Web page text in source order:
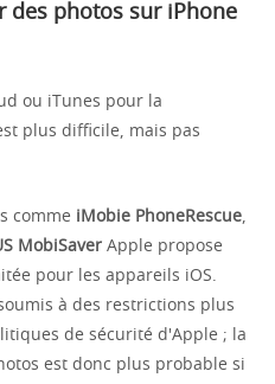
des photos sur iPhone
ou iTunes pour la
plus difficile, mais pas
comme iMobie PhoneRescue
MobiSaver Apple propose
pour les appareils iOS.
à des restrictions plus
de sécurité d'Apple ; la
est donc plus probable si